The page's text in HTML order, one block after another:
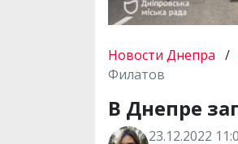
Новости Днепра /
Филатов
В Днепре
23.12.2022